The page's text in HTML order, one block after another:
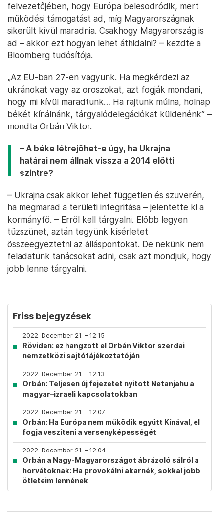
felvezetőjében, hogy Európa belesodródik, mert
működési támogatást ad, míg Magyarországnak
sikerült kívül maradnia. Csakhogy Magyarország is
ad – akkor ezt hogyan lehet áthidalni? – kezdte a
Bloomberg tudósítója.
„Az EU-ban 27-en vagyunk. Ha megkérdezi az
ukránokat vagy az oroszokat, azt fogják mondani,
hogy mi kívül maradtunk… Ha rajtunk múlna, holnap
békét kínálnánk, tárgyalódelegációkat küldenénk” –
mondta Orbán Viktor.
– A béke létrejöhet-e úgy, ha Ukrajna
határai nem állnak vissza a 2014 előtti
szintre?
– Ukrajna csak akkor lehet független és szuverén,
ha megmarad a területi integritása – jelentette ki a
kormányfő. – Erről kell tárgyalni. Előbb legyen
tűzszünet, aztán tegyünk kísérletet
összeegyeztetni az álláspontokat. De nekünk nem
feladatunk tanácsokat adni, csak azt mondjuk, hogy
jobb lenne tárgyalni.
Friss bejegyzések
2022. December 21. – 12:15
Röviden: ez hangzott el Orbán Viktor szerdai
nemzetközi sajtótájékoztatóján
2022. December 21. – 12:13
Orbán: Teljesen új fejezetet nyitott Netanjahu a
magyar–izraeli kapcsolatokban
2022. December 21. – 12:07
Orbán: Ha Európa nem működik együtt Kínával, el
fogja veszíteni a versenyképességét
2022. December 21. – 12:04
Orbán a Nagy-Magyarországot ábrázoló sálról a
horvátoknak: Ha provokálni akarnék, sokkal jobb
ötleteim lennének